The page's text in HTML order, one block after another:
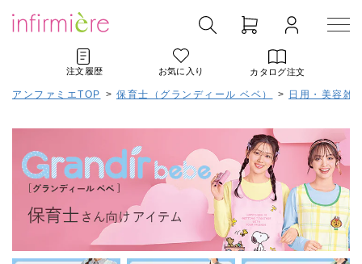
注文履歴 お気に入り カタログ注文
アンファミエTOP > 保育士（グランディール ベベ） > 日用・美容雑